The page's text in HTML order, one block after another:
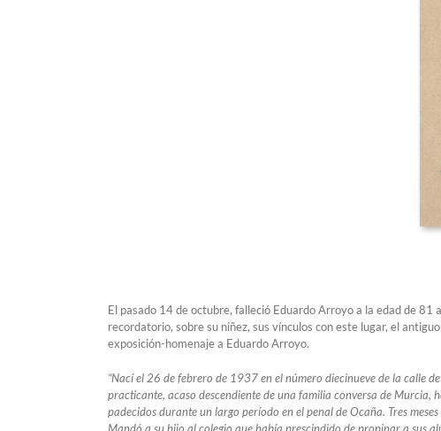
El pasado 14 de octubre, falleció Eduardo Arroyo a la edad de
recordatorio, sobre su niñez, sus vínculos con este lugar, el
exposición-homenaje a Eduardo Arroyo.
“Nací el 26 de febrero de 1937 en el número diecinueve de la calle
practicante, acaso descendiente de una familia conversa de Murcia,
padecidos durante un largo período en el penal de Ocaña. Tres